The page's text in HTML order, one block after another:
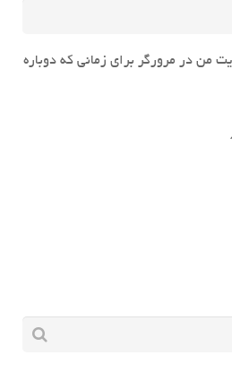
من در مرورگر برای زمانی که دوباره